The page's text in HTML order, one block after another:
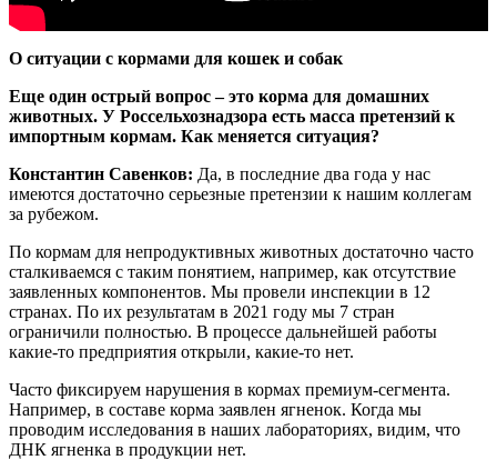
О ситуации с кормами для кошек и собак
Еще один острый вопрос – это корма для домашних
животных. У Россельхознадзора есть масса претензий к
импортным кормам. Как меняется ситуация?
Константин Савенков: Да, в последние два года у нас
имеются достаточно серьезные претензии к нашим коллегам
за рубежом.
По кормам для непродуктивных животных достаточно часто
сталкиваемся с таким понятием, например, как отсутствие
заявленных компонентов. Мы провели инспекции в 12
странах. По их результатам в 2021 году мы 7 стран
ограничили полностью. В процессе дальнейшей работы
какие-то предприятия открыли, какие-то нет.
Часто фиксируем нарушения в кормах премиум-сегмента.
Например, в составе корма заявлен ягненок. Когда мы
проводим исследования в наших лабораториях, видим, что
ДНК ягненка в продукции нет.